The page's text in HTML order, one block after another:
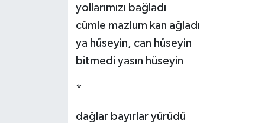
yollarımızı bağladı
cümle mazlum kan ağladı
ya hüseyin, can hüseyin
bitmedi yasın hüseyin
*
dağlar bayırlar yürüdü